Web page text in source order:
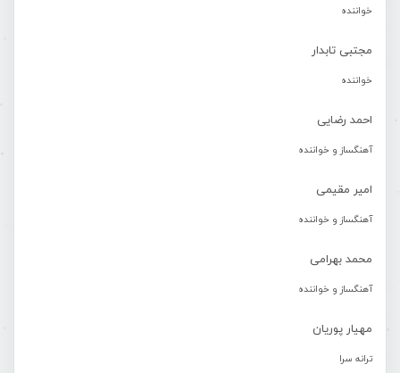
خواننده
مجتبی تابدار
خواننده
احمد رضایی
آهنگساز و خواننده
امیر مقیمی
آهنگساز و خواننده
محمد بهرامی
آهنگساز و خواننده
مهیار پوریان
ترانه سرا